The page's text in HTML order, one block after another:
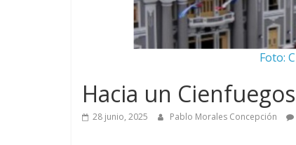
Foto:
Hacia un
28 junio, 2025 Pablo Morales Concepción